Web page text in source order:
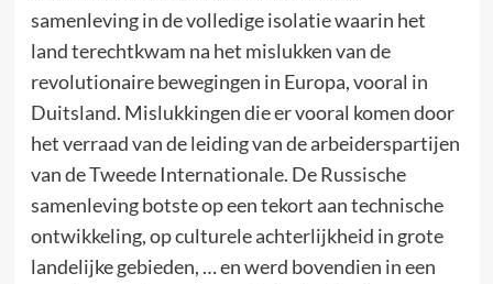
samenleving in de volledige isolatie waarin het
land terechtkwam na het mislukken van de
revolutionaire bewegingen in Europa, vooral in
Duitsland. Mislukkingen die er vooral komen door
het verraad van de leiding van de arbeiderspartijen
van de Tweede Internationale. De Russische
samenleving botste op een tekort aan technische
ontwikkeling, op culturele achterlijkheid in grote
landelijke gebieden, … en werd bovendien in een